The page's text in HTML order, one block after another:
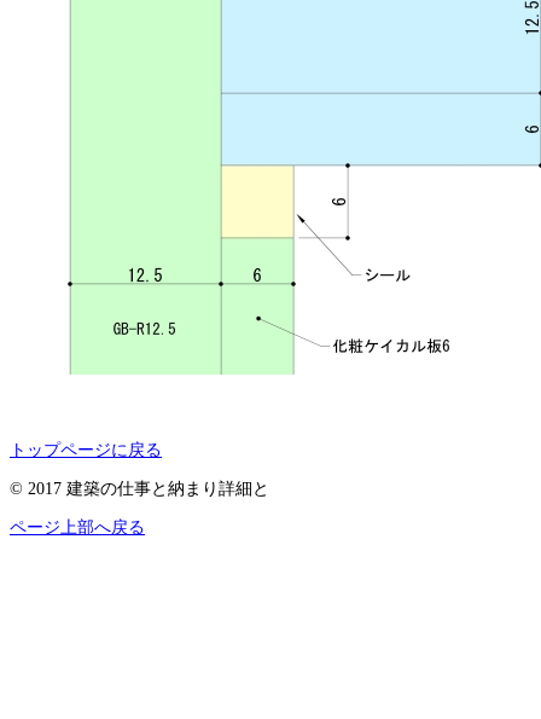
トップページに戻る
© 2017 建築の仕事と納まり詳細と
ページ上部へ戻る